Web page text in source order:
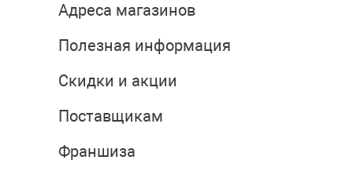
Адреса магазинов
Полезная информация
Скидки и акции
Поставщикам
Франшиза